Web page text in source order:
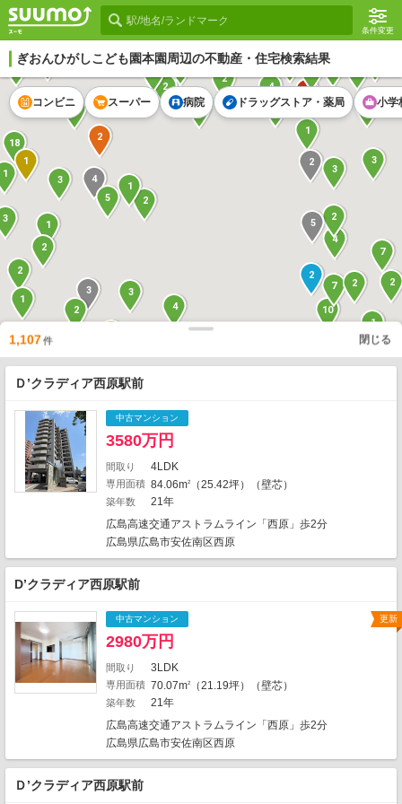
条件変更
ぎおんひがしこども園本園周辺の不動産・住宅検索結果
3
3
2
4
3
4
2
7
2
2
4
4
2
3
7
2
2
5 3
2
1
2
1
1
1
10
7
1
1
5
1
3
1
1
2
1
1
2
3
2
2
1
1
2
1
18
2
2
3
2
1
1
2
1
5
1
1
1
1
1107件中、中心地から近い999件までを
表示しています。
コンビニ スーパー 病院 ドラッグストア・薬局 小学
1,107件 閉じる
Ｄ’クラディア西原駅前
中古マンション
3580万円
間取り 4LDK
専用面積 84.06m2 （25.42坪）（壁芯）
築年数
21年
広島高速交通アストラムライン「西原」歩2分
広島県広島市安佐南区西原
D’クラディア西原駅前
更新
中古マンション
2980万円
間取り 3LDK
専用面積 70.07m2 （21.19坪）（壁芯）
築年数
21年
広島高速交通アストラムライン「西原」歩2分
広島県広島市安佐南区西原
Ｄ’クラディア西原駅前